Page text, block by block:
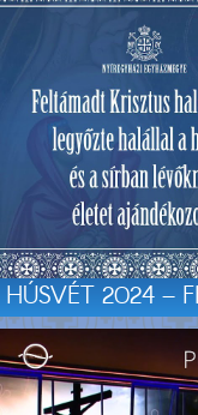
HÚSVÉT 2024 –